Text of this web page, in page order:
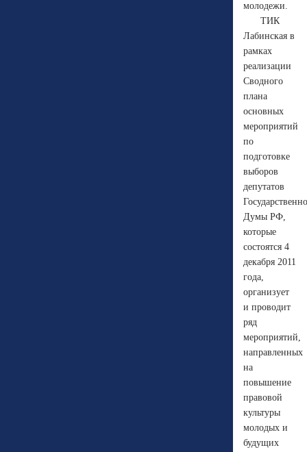
молодежи.
ТИК
Лабинская в
рамках
реализации
Сводного
плана
основных
мероприятий
по
подготовке
выборов
депутатов
Думы РФ,
которые
состоятся 4
декабря 2011
года,
организует
и проводит
ряд
мероприятий,
направленных
на
повышение
правовой
культуры
молодых и
будущих